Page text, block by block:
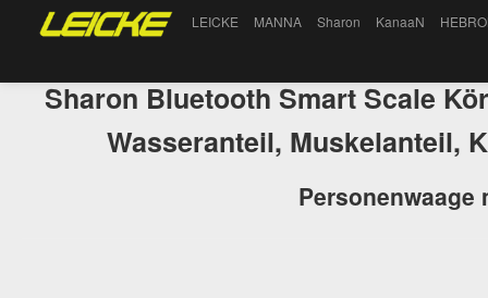
LEICKE MANNA Sharon KanaaN
Sharon Bluetooth Smart Scale
Wasseranteil, Muskelanteil,
Personenwaage